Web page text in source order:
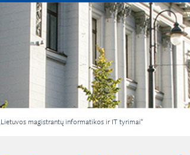
magistrantų informatikos ir IT tyrimai“